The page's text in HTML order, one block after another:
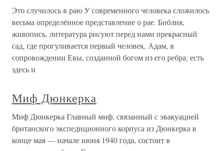
Это случилось в раю У современного человека сложилось
весьма определённое представление о рае. Библия,
живопись, литература рисуют перед нами прекрасный
сад, где прогуливается первый человек, Адам, в
сопровождении Евы, созданной богом из его ребра; есть
здесь и
Миф Дюнкерка
Миф Дюнкерка Главный миф, связанный с эвакуацией
британского экспедиционного корпуса из Дюнкерка в
конце мая — начале июня 1940 года, состоит в